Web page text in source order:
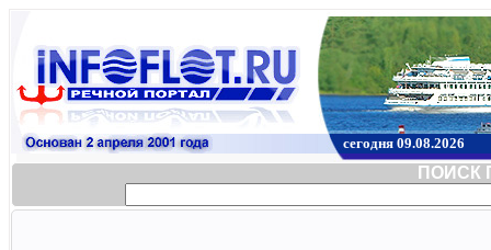
сегодня 09.08.2026
ПОИСК